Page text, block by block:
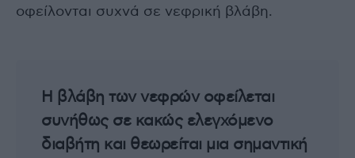
οφείλονται συχνά σε νεφρική βλάβη.
Η βλάβη των νεφρών οφείλεται
συνήθως σε κακώς ελεγχόμενο
διαβήτη και θεωρείται μια σημαντική